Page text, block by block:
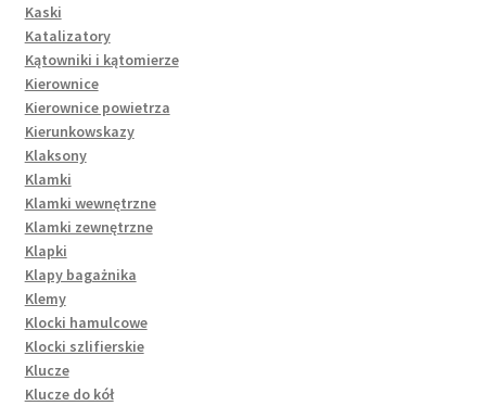
Kaski
Katalizatory
Kątowniki i kątomierze
Kierownice
Kierownice powietrza
Kierunkowskazy
Klaksony
Klamki
Klamki wewnętrzne
Klamki zewnętrzne
Klapki
Klapy bagażnika
Klemy
Klocki hamulcowe
Klocki szlifierskie
Klucze
Klucze do kół